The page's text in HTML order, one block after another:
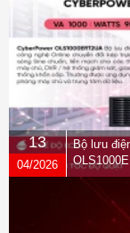
13
04/2026
Bộ lưu